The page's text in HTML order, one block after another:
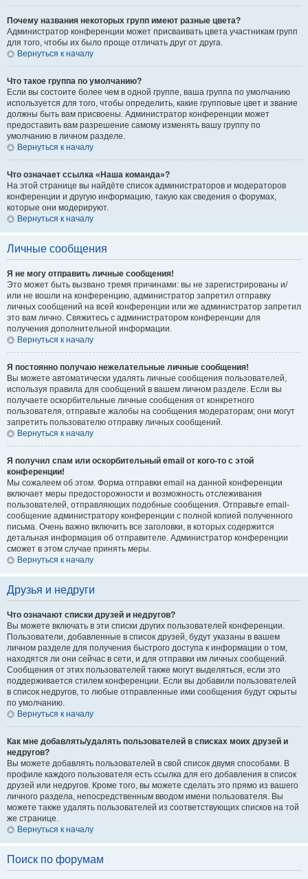
Почему названия некоторых групп имеют разные цвета?
Администратор конференции может присваивать цвета участникам групп
для того, чтобы их было проще отличать друг от друга.
Вернуться к началу
Что такое группа по умолчанию?
Если вы состоите более чем в одной группе, ваша группа по умолчанию
используется для того, чтобы определить, какие групповые цвет и звание
должны быть вам присвоены. Администратор конференции может
предоставить вам разрешение самому изменять вашу группу по
умолчанию в личном разделе.
Вернуться к началу
Что означает ссылка «Наша команда»?
На этой странице вы найдёте список администраторов и модераторов
конференции и другую информацию, такую как сведения о форумах,
которые они модерируют.
Вернуться к началу
Личные сообщения
Я не могу отправить личные сообщения!
Это может быть вызвано тремя причинами: вы не зарегистрированы и/
или не вошли на конференцию, администратор запретил отправку
личных сообщений на всей конференции или же администратор запретил
это вам лично. Свяжитесь с администратором конференции для
получения дополнительной информации.
Вернуться к началу
Я постоянно получаю нежелательные личные сообщения!
Вы можете автоматически удалять личные сообщения пользователей,
используя правила для сообщений в вашем личном разделе. Если вы
получаете оскорбительные личные сообщения от конкретного
пользователя, отправьте жалобы на сообщения модераторам; они могут
запретить пользователю отправку личных сообщений.
Вернуться к началу
Я получил спам или оскорбительный email от кого-то с этой
конференции!
Мы сожалеем об этом. Форма отправки email на данной конференции
включает меры предосторожности и возможность отслеживания
пользователей, отправляющих подобные сообщения. Отправьте email-
сообщение администратору конференции с полной копией полученного
письма. Очень важно включить все заголовки, в которых содержится
детальная информация об отправителе. Администратор конференции
сможет в этом случае принять меры.
Вернуться к началу
Друзья и недруги
Что означают списки друзей и недругов?
Вы можете включать в эти списки других пользователей конференции.
Пользователи, добавленные в список друзей, будут указаны в вашем
личном разделе для получения быстрого доступа к информации о том,
находятся ли они сейчас в сети, и для отправки им личных сообщений.
Сообщения от этих пользователей также могут выделяться, если это
поддерживается стилем конференции. Если вы добавили пользователей
в список недругов, то любые отправленные ими сообщения будут скрыты
по умолчанию.
Вернуться к началу
Как мне добавлять/удалять пользователей в списках моих друзей и
недругов?
Вы можете добавлять пользователей в свой список двумя способами. В
профиле каждого пользователя есть ссылка для его добавления в список
друзей или недругов. Кроме того, вы можете сделать это прямо из вашего
личного раздела, непосредственным вводом имени пользователя. Вы
можете также удалять пользователей из соответствующих списков на той
же странице.
Вернуться к началу
Поиск по форумам